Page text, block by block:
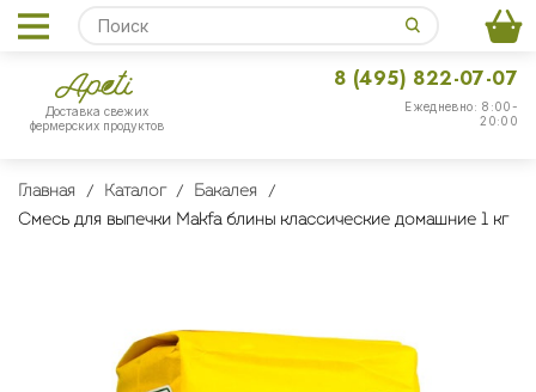
Доставка свежих
фермерских продуктов
Ежедневно: 8:00-
20:00
8 (495) 822-07-07
Главная Каталог
Бакалея
Смесь для выпечки Makfa блины классические домашние 1 кг